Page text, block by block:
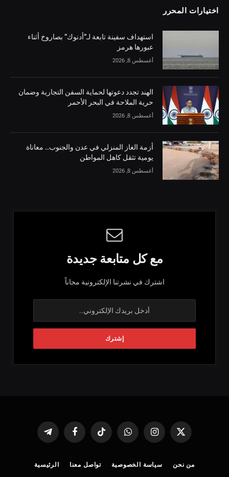
اختيارات المحرر
استهداف سفينة تابعة لـ”أدنوك” بصاروخ أثناء
عبورها هرمز
أغسطس 8, 2026
الهند تجدد دعوتها لحماية السفن التجارية وضمان
حرية الملاحة في البحر الأحمر
أغسطس 8, 2026
أزمة الغاز المنزلي في عدن والجنوب.. معاناة
يومية تثقل كاهل المواطن
أغسطس 8, 2026
مع كل متابعة جديدة
اشترك في نشرتنا الإلكترونية مجاناً
X
الانستغرامواتساب تيكتوك فيسبوك تيلقرام
من نحن سياسة الخصوصية تواصل معنا الرئيسية